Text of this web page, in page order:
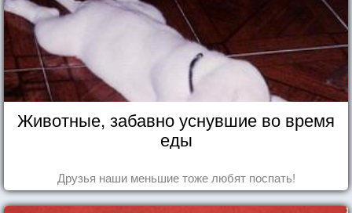
Животные, забавно уснувшие во время
еды
Друзья наши меньшие тоже любят поспать!